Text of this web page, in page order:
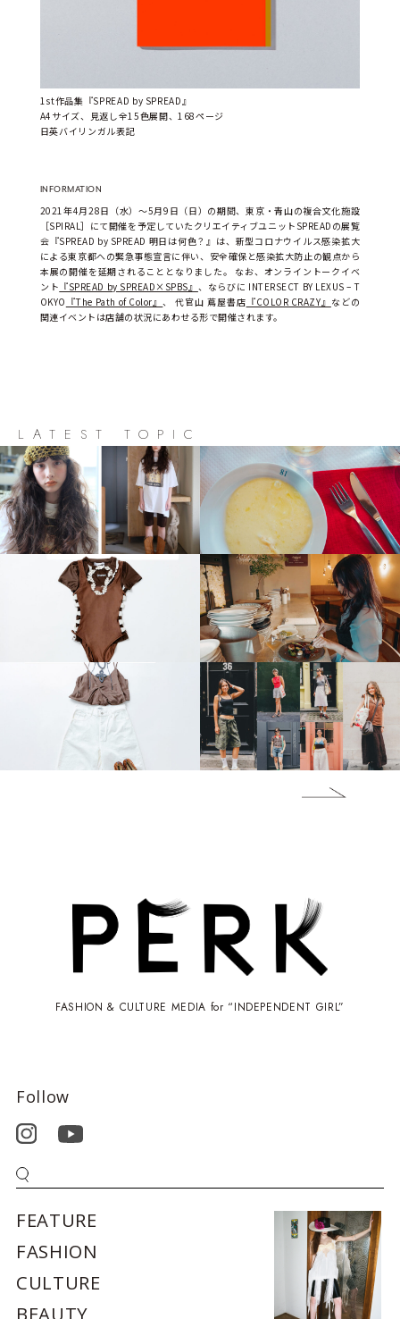
1st作品集『SPREAD by SPREAD』
A4サイズ、見返し全15色展開、168ページ
日英バイリンガル表記
INFORMATION
2021年4月28日（水）～5月9日（日）の期間、東京・青山の複合文化施設
［SPIRAL］にて開催を予定していたクリエイティブユニットSPREADの展覧
会『SPREAD by SPREAD 明日は何色？』は、新型コロナウイルス感染拡大
による東京都への緊急事態宣言に伴い、安全確保と感染拡大防止の観点から
本展の開催を延期されることとなりました。 なお、オンライントークイベ
ント 『SPREAD by SPREAD×SPBS』 、ならびに INTERSECT BY LEXUS – T
OKYO 『The Path of Color』、 代官山 蔦屋書店 『COLOR CRAZY』 などの
関連イベントは店舗の状況にあわせる形で開催されます。
LATEST TOPIC
FASHION & CULTURE MEDIA for “INDEPENDENT GIRL”
Follow
FEATURE
FASHION
CULTURE
BEAUTY